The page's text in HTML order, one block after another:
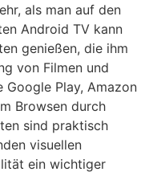
als man auf den
Android TV kann
genießen, die ihm
von Filmen und
Play, Amazon
Browsen durch
sind praktisch
visuellen
ein wichtiger